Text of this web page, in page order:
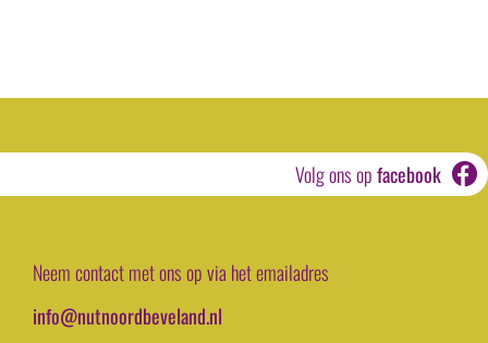
Volg ons opfacebook
Neem contact met ons op via het emailadres
info@nutnoordbeveland.nl